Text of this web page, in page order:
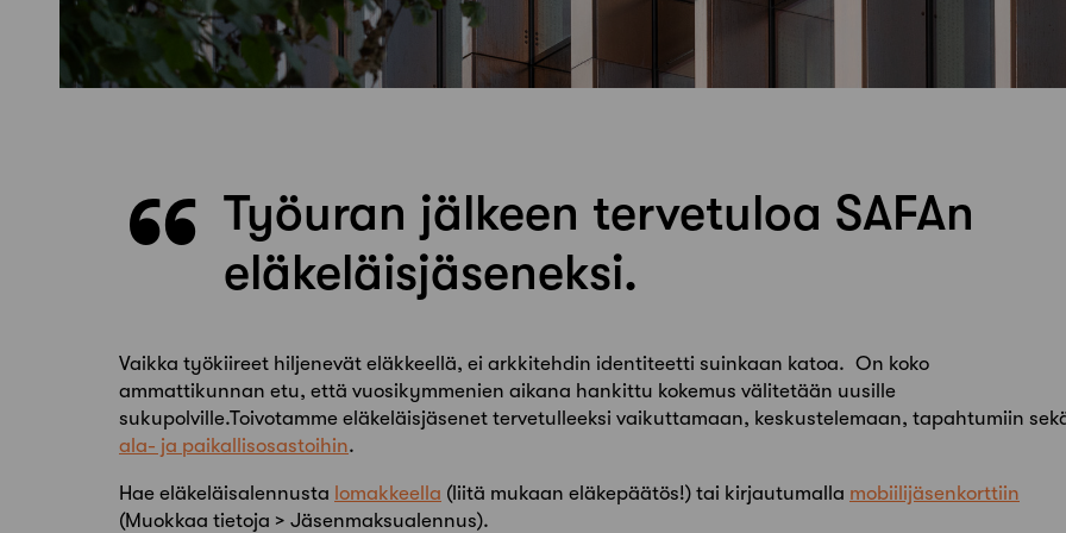
Työuran jälkeen tervetuloa SAFAn
eläkeläisjäseneksi.
Vaikka työkiireet hiljenevät eläkkeellä, ei arkkitehdin identiteetti suinkaan katoa. On koko
ammattikunnan etu, että vuosikymmenien aikana hankittu kokemus välitetään uusille
sukupolville.Toivotamme eläkeläisjäsenet tervetulleeksi vaikuttamaan, keskustelemaan, tapahtumiin
ala- ja paikallisosastoihin.
Hae eläkeläisalennusta lomakkeella (liitä mukaan eläkepäätös!) tai kirjautumalla mobiilijäsenkorttiin
(Muokkaa tietoja > Jäsenmaksualennus).